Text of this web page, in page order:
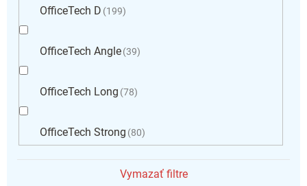
OfficeTech D 199
OfficeTech Angle 39
OfficeTech Long 78
OfficeTech Strong 80
Vymazať filtre